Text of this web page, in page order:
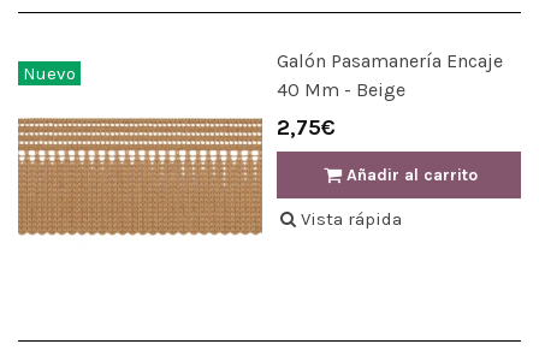
Nuevo
Galón Pasamanería Encaje
40 Mm - Beige
2,75€
Añadir al carrito
Vista rápida